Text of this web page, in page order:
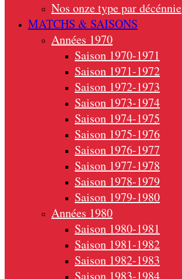
Nos onze type par décénnie
MATCHS & SAISONS
Années 1970
Saison 1970-1971
Saison 1971-1972
Saison 1972-1973
Saison 1973-1974
Saison 1974-1975
Saison 1975-1976
Saison 1976-1977
Saison 1977-1978
Saison 1978-1979
Saison 1979-1980
Années 1980
Saison 1980-1981
Saison 1981-1982
Saison 1982-1983
Saison 1983-1984